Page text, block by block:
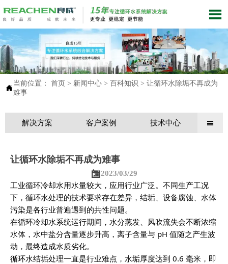


当前位置： 首页 > 新闻中心 > 百科知识 > 让循环水除垢不再成为
难事
解决方案 客户案例 技术中心 
让循环水除垢不再成为难事
2023/03/29
工业循环冷却水用水量较大，应用行业广泛。不同生产工况
下，循环水处理的技术要求存在差异，结垢、设备腐蚀、水体
污染是各行业普遍遇到的共性问题。
在循环冷却水系统运行期间，水分蒸发、风吹流失会不断浓缩
水体，水中盐分含量逐步升高，离子含量与 pH 值随之产生波
动，最终造成水质劣化。
循环水结垢处理一直是行业难点，水垢厚度达到 0.6 毫米，即